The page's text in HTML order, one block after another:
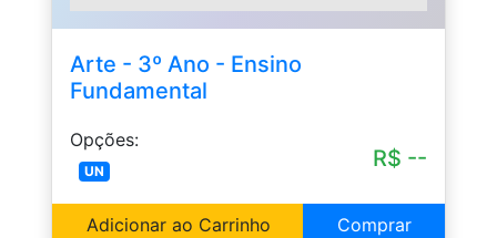
Arte - 3º Ano - Ensino
Fundamental
Opções:
UN R$ --
Adicionar ao Carrinho Comprar